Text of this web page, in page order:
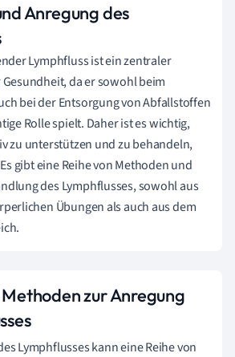
Anregung des
Lymphfluss ist ein zentraler
da er sowohl beim
bei der Entsorgung von Abfallstoffen
Rolle spielt. Daher ist es wichtig,
zu unterstützen und zu behandeln,
gibt eine Reihe von Methoden und
des Lymphflusses, sowohl aus
Übungen als auch aus dem
zur Anregung
Lymphflusses kann eine Reihe von